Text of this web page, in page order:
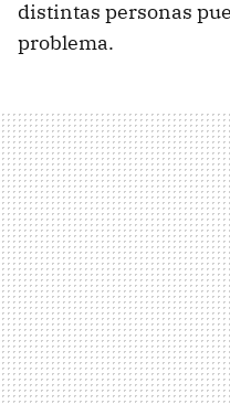
distintas personas
problema.